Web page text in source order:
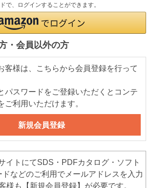
で、ログインすることができます。
・会員以外の方
客様は、こちらから会員登録を行って
パスワードをご登録いただくとコンテ
ご利用いただけます。
イトにてSDS・PDFカタログ・ソフト
ドなどのご利用でメールアドレスを入力
様も【新規会員登録】が必要です。